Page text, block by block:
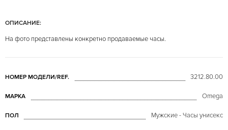
ОПИСАНИЕ:
На фото представлены конкретно продаваемые часы.
НОМЕР МОДЕЛИ/REF. 3212.80.00
МАРКА Omega
ПОЛ Мужские - Часы унисекс